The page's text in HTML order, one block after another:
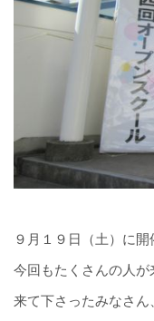
９月１９日（土）に開
今回もたくさんの人が
来て下さったみなさん